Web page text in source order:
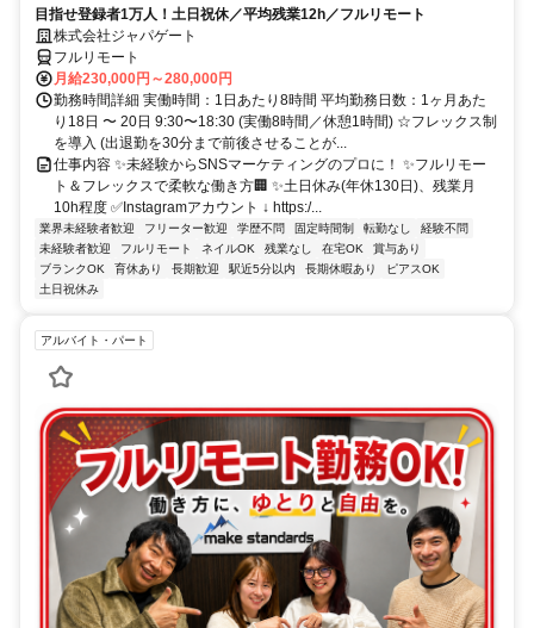
目指せ登録者1万人！土日祝休／平均残業12h／フルリモート
株式会社ジャパゲート
フルリモート
月給230,000円～280,000円
勤務時間詳細 実働時間：1日あたり8時間 平均勤務日数：1ヶ月あた
り18日 〜 20日 9:30〜18:30 (実働8時間／休憩1時間) ☆フレックス制
を導入 (出退勤を30分まで前後させることが...
仕事内容 ✨未経験からSNSマーケティングのプロに！ ✨フルリモー
ト＆フレックスで柔軟な働き方🏢 ✨土日休み(年休130日)、残業月
10h程度 ✅Instagramアカウント ↓ https:/...
業界未経験者歓迎 フリーター歓迎 学歴不問 固定時間制 転勤なし
経験不問
未経験者歓迎
フルリモート ネイルOK 残業なし 在宅OK
賞与あり
ブランクOK
育休あり 長期歓迎 駅近5分以内 長期休暇あり
ピアスOK
土日祝休み
アルバイト・パート